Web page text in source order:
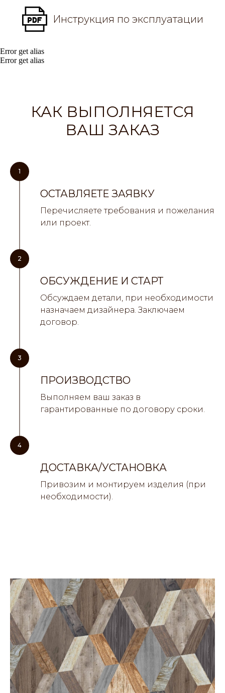
Инструкция по эксплуатации
Error get alias
Error get alias
КАК ВЫПОЛНЯЕТСЯ
ВАШ ЗАКАЗ
1
ОСТАВЛЯЕТЕ ЗАЯВКУ
Перечисляете требования и пожелания
или проект.
2
ОБСУЖДЕНИЕ И СТАРТ
Обсуждаем детали, при необходимости
назначаем дизайнера. Заключаем
договор.
3
ПРОИЗВОДСТВО
Выполняем ваш заказ в
гарантированные по договору сроки.
4
ДОСТАВКА/УСТАНОВКА
Привозим и монтируем изделия (при
необходимости).